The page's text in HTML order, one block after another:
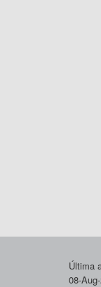
Última
08-